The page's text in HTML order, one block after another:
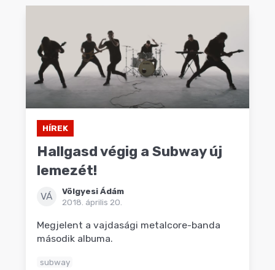
HÍREK
Hallgasd végig a Subway új
lemezét!
VÁ
Völgyesi Ádám
2018. április 20.
Megjelent a vajdasági metalcore-banda
második albuma.
subway